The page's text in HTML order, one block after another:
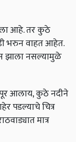
आहे. तर कुठे
भरुन वाहत आहेत.
झाला नसल्यामुळे
पूर आलाय, कुठे नदीने
पडल्याचे चित्र
मात्र